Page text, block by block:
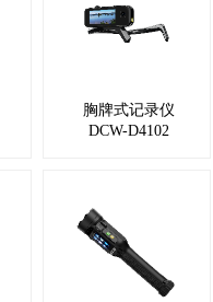
胸牌式记录仪
DCW-D4102